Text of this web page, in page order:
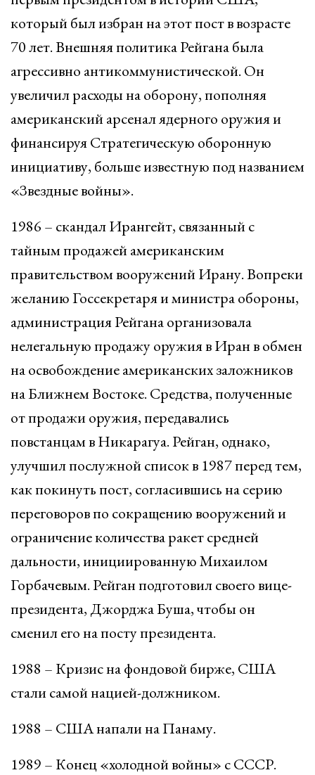
который был избран на этот пост в возрасте
70 лет. Внешняя политика Рейгана была
агрессивно антикоммунистической. Он
увеличил расходы на оборону, пополняя
американский арсенал ядерного оружия и
финансируя Стратегическую оборонную
инициативу, больше известную под названием
«Звездные войны».
1986 – скандал Ирангейт, связанный с
тайным продажей американским
правительством вооружений Ирану. Вопреки
желанию Госсекретаря и министра обороны,
администрация Рейгана организовала
нелегальную продажу оружия в Иран в обмен
на освобождение американских заложников
на Ближнем Востоке. Средства, полученные
от продажи оружия, передавались
повстанцам в Никарагуа. Рейган, однако,
улучшил послужной список в 1987 перед тем,
как покинуть пост, согласившись на серию
переговоров по сокращению вооружений и
ограничение количества ракет средней
дальности, инициированную Михаилом
Горбачевым. Рейган подготовил своего вице-
президента, Джорджа Буша, чтобы он
сменил его на посту президента.
1988 – Кризис на фондовой бирже, США
стали самой нацией-должником.
1988 – США напали на Панаму.
1989 – Конец «холодной войны» с СССР.